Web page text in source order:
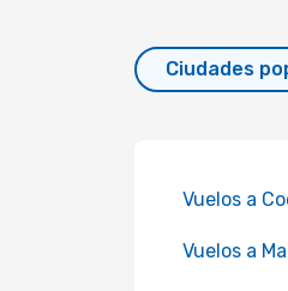
Ciudades
Vuelos a
Vuelos a